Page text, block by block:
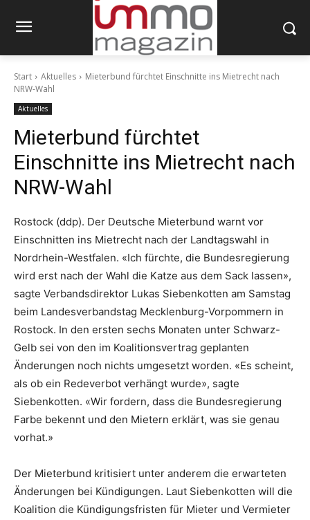
Start Aktuelles
Mieterbund fürchtet Einschnitte ins Mietrecht nach
NRW-Wahl
Aktuelles
Mieterbund fürchtet
Einschnitte ins Mietrecht nach
NRW-Wahl
Rostock (ddp). Der Deutsche Mieterbund warnt vor
Einschnitten ins Mietrecht nach der Landtagswahl in
Nordrhein-Westfalen. «Ich fürchte, die Bundesregierung
wird erst nach der Wahl die Katze aus dem Sack lassen»,
sagte Verbandsdirektor Lukas Siebenkotten am Samstag
beim Landesverbandstag Mecklenburg-Vorpommern in
Rostock. In den ersten sechs Monaten unter Schwarz-
Gelb sei von den im Koalitionsvertrag geplanten
Änderungen noch nichts umgesetzt worden. «Es scheint,
als ob ein Redeverbot verhängt wurde», sagte
Siebenkotten. «Wir fordern, dass die Bundesregierung
Farbe bekennt und den Mietern erklärt, was sie genau
vorhat.»
Der Mieterbund kritisiert unter anderem die erwarteten
Änderungen bei Kündigungen. Laut Siebenkotten will die
Koalition die Kündigungsfristen für Mieter und Vermieter